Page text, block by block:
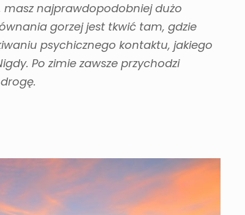
masz najprawdopodobniej dużo
gorzej jest tkwić tam, gdzie
psychicznego kontaktu, jakiego
Po zimie zawsze przychodzi